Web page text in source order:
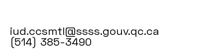
iud.ccsmtl@ssss.gouv.qc.ca
(514) 385-3490